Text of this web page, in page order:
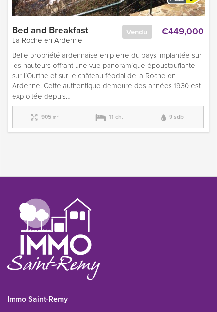
€449,000
Vendu
Bed and Breakfast
La Roche en Ardenne
Belle propriété ardennaise en pierre du pays implantée sur
les hauteurs offrant une vue panoramique époustouflante
sur l’Ourthe et sur le château féodal de la Roche en
Ardenne. Cette authentique demeure des années 1930 est
exploitée depuis…
905 m² 11 ch. 9 sdb
Immo Saint-Remy